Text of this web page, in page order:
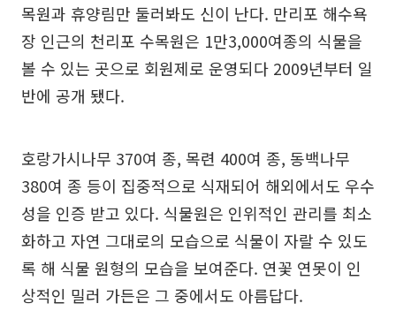
목원과 휴양림만 둘러봐도 신이 난다. 만리포 해수욕
장 인근의 천리포 수목원은 1만3,000여종의 식물을
볼 수 있는 곳으로 회원제로 운영되다 2009년부터 일
반에 공개 됐다.
호랑가시나무 370여 종, 목련 400여 종, 동백나무
380여 종 등이 집중적으로 식재되어 해외에서도 우수
성을 인증 받고 있다. 식물원은 인위적인 관리를 최소
화하고 자연 그대로의 모습으로 식물이 자랄 수 있도
록 해 식물 원형의 모습을 보여준다. 연꽃 연못이 인
상적인 밀러 가든은 그 중에서도 아름답다.